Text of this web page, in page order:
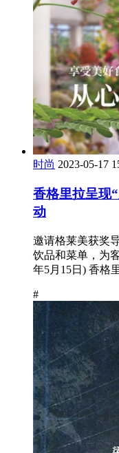
时尚 2023-05-17
香格里拉呈现
动
邀请格莱美获奖
饮品和菜单，为
年5月15日) 香格
#